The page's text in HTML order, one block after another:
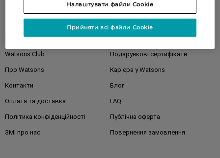
Правила та умови Магазини
Watsons Club Подарункові сертифікати
Про Watsons Кар'єра у Watsons
Контакти Блог
Оплата та доставка FAQ
Політика конфіденційності Публічна оферта
ЗМІ про нас Повернення замовлення
Налаштувати файли Cookie
Прийняти всі файли Cookie